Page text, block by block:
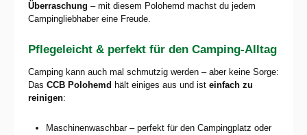
Überraschung – mit diesem Polohemd machst du jedem
Campingliebhaber eine Freude.
Pflegeleicht & perfekt für den Camping-Alltag
Camping kann auch mal schmutzig werden – aber keine Sorge:
Das CCB Polohemd hält einiges aus und ist einfach zu
reinigen:
Maschinenwaschbar – perfekt für den Campingplatz oder